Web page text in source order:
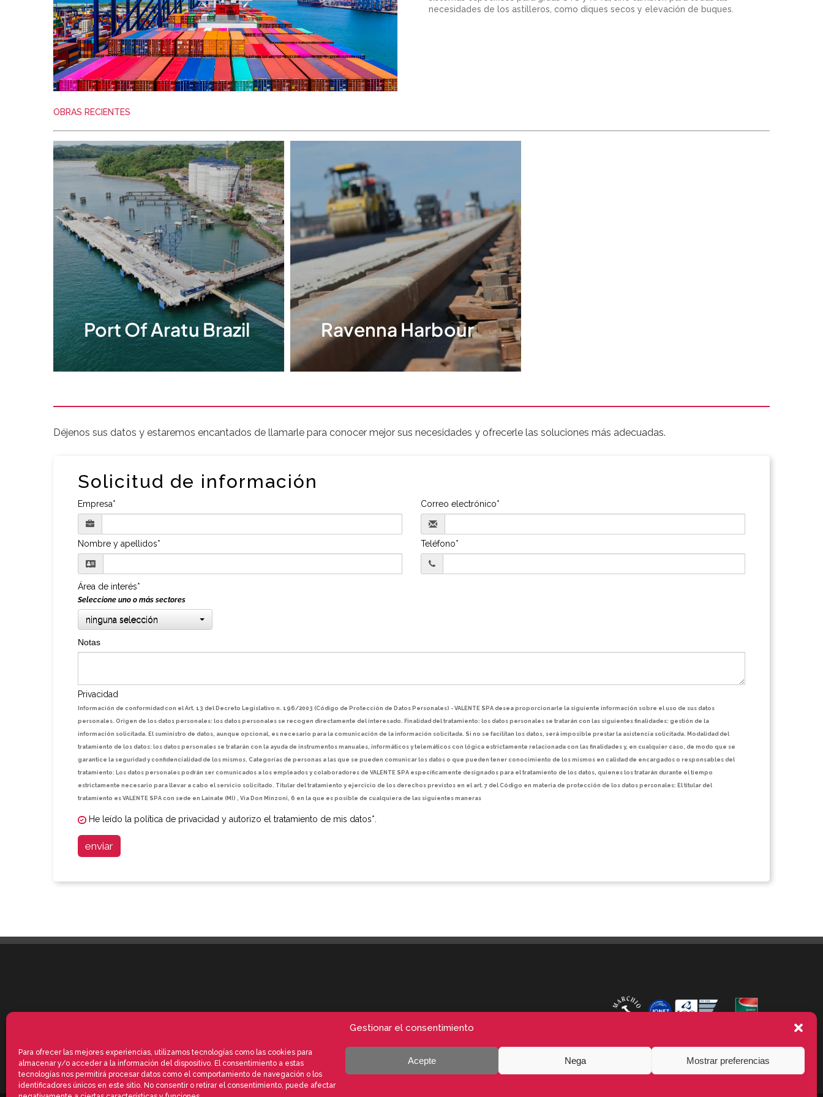
Gestionar el consentimiento
Para ofrecer las mejores experiencias, utilizamos tecnologías como las cookies para
almacenar y/o acceder a la información del dispositivo. El consentimiento a estas
tecnologías nos permitirá procesar datos como el comportamiento de navegación o los
identificadores únicos en este sitio. No consentir o retirar el consentimiento, puede afectar
Acepte Nega Mostrar preferencias
necesidades de los astilleros, como diques secos y elevación de buques.
OBRAS RECIENTES
Port Of Aratu Brazil Ravenna Harbour
Déjenos sus datos y estaremos encantados de llamarle para conocer mejor sus necesidades y ofrecerle las soluciones más adecuadas.
Solicitud de información
Empresa*
Nombre y apellidos*
Correo electrónico*
Teléfono*
Área de interés*
Seleccione uno o más sectores
ninguna selección
Notas
Privacidad
Información de conformidad con el Art. 13 del Decreto Legislativo n. 196/2003 (Código de Protección de Datos Personales) - VALENTE SPA desea proporcionarle la siguiente información sobre el uso de sus datos
personales. Origen de los datos personales: los datos personales se recogen directamente del interesado. Finalidad del tratamiento: los datos personales se tratarán con las siguientes finalidades: gestión de la
información solicitada. El suministro de datos, aunque opcional, es necesario para la comunicación de la información solicitada. Si no se facilitan los datos, será imposible prestar la asistencia solicitada. Modalidad del
tratamiento de los datos: los datos personales se tratarán con la ayuda de instrumentos manuales, informáticos y telemáticos con lógica estrictamente relacionada con las finalidades y, en cualquier caso, de modo que se
garantice la seguridad y confidencialidad de los mismos. Categorías de personas a las que se pueden comunicar los datos o que pueden tener conocimiento de los mismos en calidad de encargados o responsables del
tratamiento: Los datos personales podrán ser comunicados a los empleados y colaboradores de VALENTE SPA específicamente designados para el tratamiento de los datos, quienes los tratarán durante el tiempo
estrictamente necesario para llevar a cabo el servicio solicitado. Titular del tratamiento y ejercicio de los derechos previstos en el art. 7 del Código en materia de protección de los datos personales: El titular del
tratamiento es VALENTE SPA con sede en Lainate (MI) , Via Don Minzoni, 6 en la que es posible de cualquiera de las siguientes maneras
He leído la política de privacidad y autorizo el tratamiento de mis datos*.
enviar